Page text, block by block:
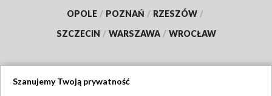
OPOLE / POZNAŃ / RZESZÓW /
SZCZECIN / WARSZAWA / WROCŁAW
Szanujemy Twoją prywatność